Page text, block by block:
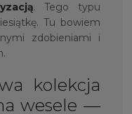
. Tego typu
Tu bowiem
zdobieniami i
kolekcja
wesele —